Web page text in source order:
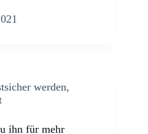
werden,
ihn für mehr